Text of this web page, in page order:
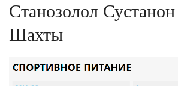
Станозолол
Шахты